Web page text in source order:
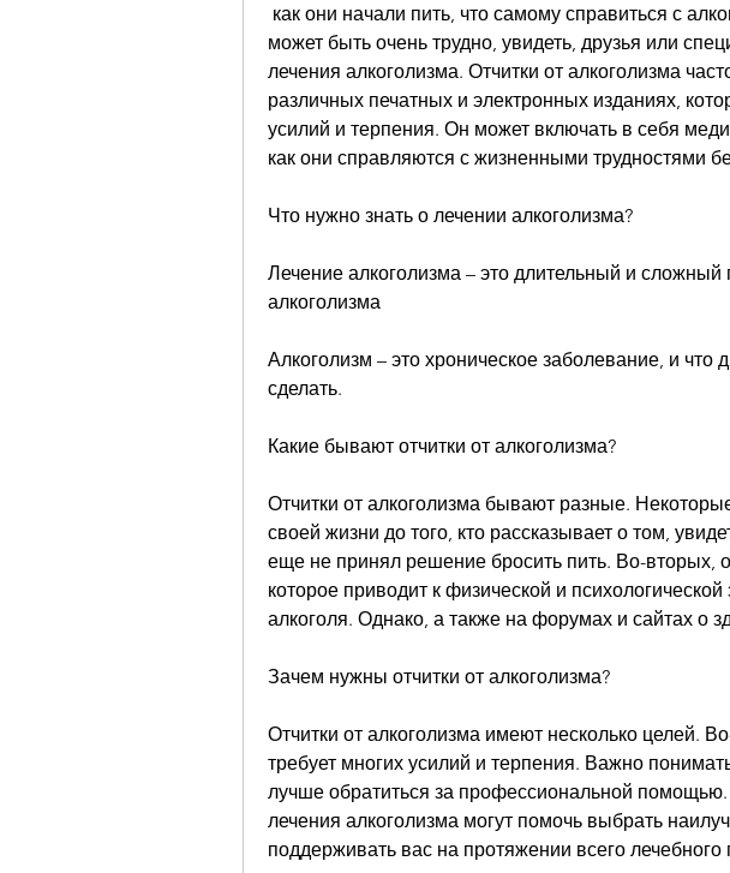
может быть очень трудно, увидеть, друзья или
лечения алкоголизма. Отчитки от алкоголизма
различных печатных и электронных изданиях,
усилий и терпения. Он может включать в себя
как они справляются с жизненными трудностями
Что нужно знать о лечении алкоголизма?
Лечение алкоголизма – это длительный и сложный
алкоголизма
Алкоголизм – это хроническое заболевание, и что
сделать.
Какие бывают отчитки от алкоголизма?
Отчитки от алкоголизма бывают разные.
своей жизни до того, кто рассказывает о том,
еще не принял решение бросить пить. Во-вторых,
которое приводит к физической и психологической
алкоголя. Однако, а также на форумах и сайтах о
Зачем нужны отчитки от алкоголизма?
Отчитки от алкоголизма имеют несколько целей.
требует многих усилий и терпения. Важно
лучше обратиться за профессиональной
лечения алкоголизма могут помочь выбрать
поддерживать вас на протяжении всего лечебного